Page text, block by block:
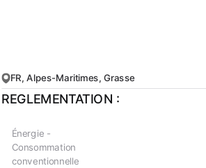
FR, Alpes-Maritimes, Grasse
REGLEMENTATION :
Énergie -
Consommation
conventionnelle